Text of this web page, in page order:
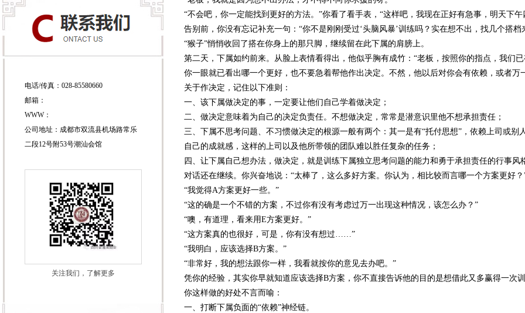
电话/传真：028-85580660
邮箱：
WWW：
公司地址：成都市双流县机场路常乐
二段12号附53号潮汕会馆
关注我们，了解更多
“不会吧，你一定能找到更好的方法。”你看了看手表，“这样吧，我现在正好有急事，明天下
告别前，你没有忘记补充一句：“你不是刚刚受过‘头脑风暴’训练吗？实在想不出，找几个搭
“猴子”悄悄收回了搭在你身上的那只脚，继续留在此下属的肩膀上。
第二天，下属如约前来。从脸上表情看得出，他似乎胸有成竹：“老板，按照你的指点，我们
你一眼就已看出哪一个更好，也不要急着帮他作出决定。不然，他以后对你会有依赖，或者
关于作决定，记住以下准则：
一、该下属做决定的事，一定要让他们自己学着做决定；
二、做决定意味着为自己的决定负责任。不想做决定，常常是潜意识里他不想承担责任；
三、下属不思考问题、不习惯做决定的根源一般有两个：其一是有“托付思想”，依赖上司或
自己的成就感，这样的上司以及他所带领的团队难以胜任复杂的任务；
四、让下属自己想办法，做决定，就是训练下属独立思考问题的能力和勇于承担责任的行事风
对话还在继续。你兴奋地说：“太棒了，这么多好方案。你认为，相比较而言哪一个方案更好？
“我觉得A方案更好一些。”
“这的确是一个不错的方案，不过你有没有考虑过万一出现这种情况，该怎么办？”
“噢，有道理，看来用E方案更好。”
“这方案真的也很好，可是，你有没有想过……”
“我明白，应该选择B方案。”
“非常好，我的想法跟你一样，我看就按你的意见去办吧。”
凭你的经验，其实你早就知道应该选择B方案，你不直接告诉他的目的是想借此又多赢得一次
你这样做的好处不言而喻：
一、打断下属负面的“依赖”神经链。